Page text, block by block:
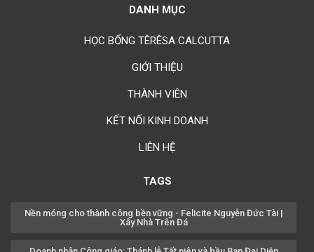
DANH MỤC
HỌC BỔNG TÊRÊSA CALCUTTA
GIỚI THIỆU
THÀNH VIÊN
KẾT NỐI KINH DOANH
LIÊN HỆ
TAGS
Nền móng cho thành công bền vững - Felicite Nguyễn Đức Tài |
Xây Nhà Trên Đá